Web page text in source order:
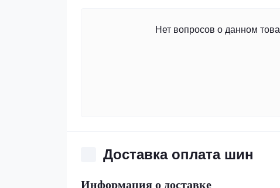
Нет вопросов о данном
Доставка оплата шин
Информация о доставке